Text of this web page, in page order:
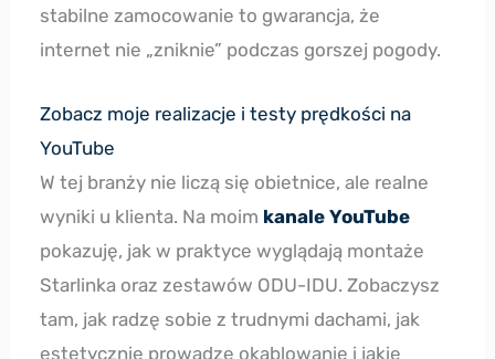
stabilne zamocowanie to gwarancja, że
internet nie „zniknie” podczas gorszej pogody.
Zobacz moje realizacje i testy prędkości na
YouTube
W tej branży nie liczą się obietnice, ale realne
wyniki u klienta. Na moim kanale YouTube
pokazuję, jak w praktyce wyglądają montaże
Starlinka oraz zestawów ODU-IDU. Zobaczysz
tam, jak radzę sobie z trudnymi dachami, jak
estetycznie prowadzę okablowanie i jakie